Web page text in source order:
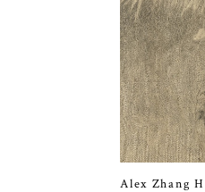
Alex Zhang